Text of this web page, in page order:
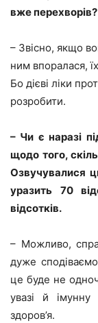
вже перехворів?
– Звісно, якщо
ним впоралася,
Бо дієві ліки
розробити.
– Чи є наразі
щодо того,
Озвучувалися
уразить 70
відсотків.
– Можливо,
дуже
це буде не
увазі й
здоров’я.